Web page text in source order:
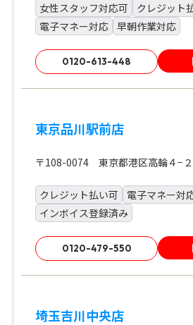
女性スタッフ対応可
クレジット
電子マネー対応 早朝作業対応
0120-613-448
東京品川駅前店
〒108-0074 東京都港区高輪４−２
クレジット払い可
電子マネー対
インボイス登録済み
0120-479-550
埼玉吉川中央店